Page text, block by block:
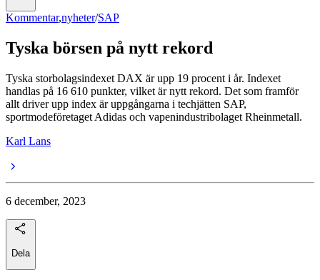
Kommentar,nyheter/SAP
Tyska börsen på nytt rekord
Tyska storbolagsindexet DAX är upp 19 procent i år. Indexet
handlas på 16 610 punkter, vilket är nytt rekord. Det som framför
allt driver upp index är uppgångarna i techjätten SAP,
sportmodeföretaget Adidas och vapenindustribolaget Rheinmetall.
Karl Lans
6 december, 2023
Dela